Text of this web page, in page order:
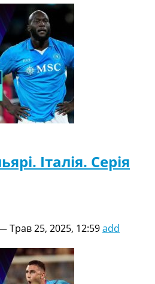
Італія. Серія
Трав 25, 2025, 12:59add